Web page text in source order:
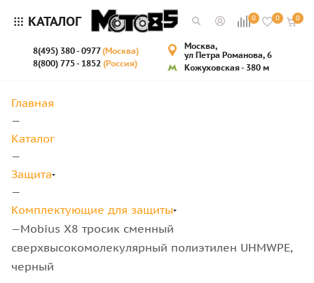
КАТАЛОГ 0 0 0
8(495) 380 - 0977(Москва)
8(800) 775 - 1852 (Россия)
Москва,
ул Петра Романова, 6
Кожуховская - 380 м
Главная
—
Каталог
—
Защита
—
Комплектующие для защиты
—Mobius X8 тросик сменный
сверхвысокомолекулярный полиэтилен UHMWPE,
черный